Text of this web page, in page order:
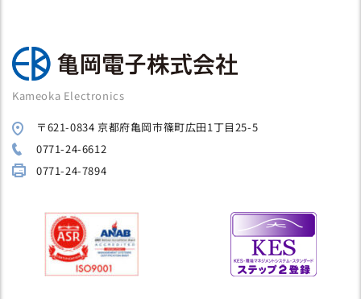
Kameoka Electronics
〒621-0834 京都府亀岡市篠町広田1丁目25-5
0771-24-6612
0771-24-7894